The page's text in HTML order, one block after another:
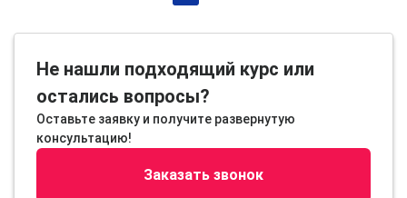
Не нашли подходящий курс или
остались вопросы?
Оставьте заявку и получите развернутую
консультацию!
Заказать звонок